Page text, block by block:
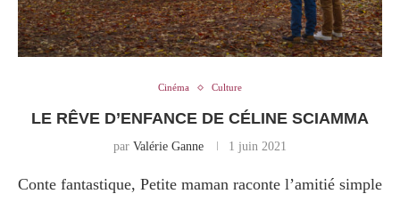
Cinéma Culture
LE RÊVE D’ENFANCE DE CÉLINE SCIAMMA
par Valérie Ganne 1 juin 2021
Conte fantastique, Petite maman raconte l’amitié simple